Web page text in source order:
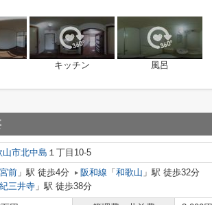
キッチン 風呂
山市北中島 １丁目10-5
宮前 」駅 徒歩4分 阪和線 「 和歌山 」駅 徒歩32分
紀三井寺 」駅 徒歩38分